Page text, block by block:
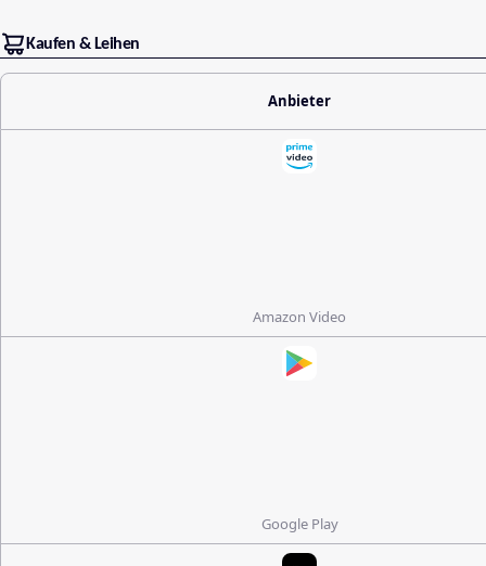
Kaufen & Leihen
Anbieter
Amazon Video
Google Play